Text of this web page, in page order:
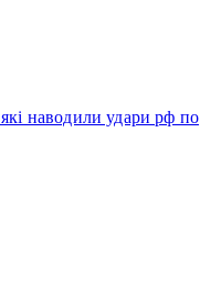
наводили удари рф по